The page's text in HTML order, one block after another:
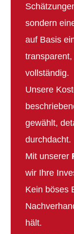
sondern
auf Basis
vollständig.
Unsere
gewählt,
durchdacht.
Mit unserer
wir Ihre
Kein böses
hält.